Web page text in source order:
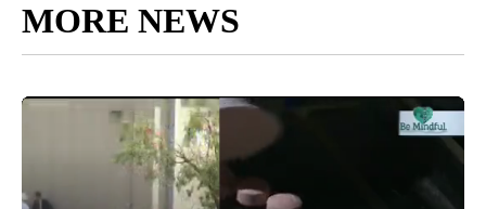
MORE NEWS